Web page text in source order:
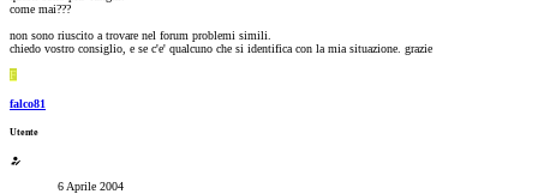
come mai???
non sono riuscito a trovare nel forum problemi simili.
chiedo vostro consiglio, e se c'e' qualcuno che si identifica con la mia situazione. grazie
F
falco81
Utente
6 Aprile 2004